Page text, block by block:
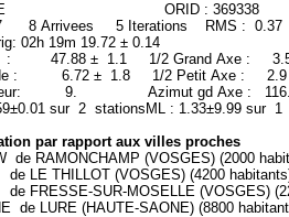
ORID : 369338
8 Arrivees 5 Iterations RMS : 0.37
02h 19m 19.72 ± 0.14
: 47.88 ± 1.1 1/2 Grand Axe : 3.5
: 6.72 ± 1.8 1/2 Petit Axe : 2.9
9. Azimut gd Axe :
sur 2 stationsML : 1.33±9.99 sur 1
par rapport aux villes proches
de RAMONCHAMP (VOSGES) (2000
LE THILLOT (VOSGES) (4200
FRESSE-SUR-MOSELLE (VOSGES)
de LURE (HAUTE-SAONE) (8800